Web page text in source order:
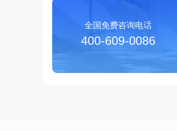
全国免费咨询电话
400-609-0086